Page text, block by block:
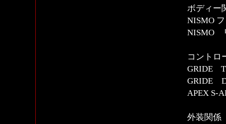
ボディー
NISMO
NISMO
コントロ
GRIDE
GRIDE
APEX S-
外装関係